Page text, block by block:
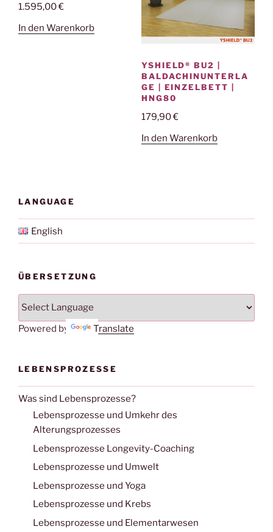
1.595,00€
In den Warenkorb
YSHIELD® BU2 |
BALDACHINUNTERLA
GE | EINZELBETT |
HNG80
179,90€
In den Warenkorb
LANGUAGE
English
ÜBERSETZUNG
Powered by Translate
LEBENSPROZESSE
Was sind Lebensprozesse?
Lebensprozesse und Umkehr des
Alterungsprozesses
Lebensprozesse Longevity-Coaching
Lebensprozesse und Umwelt
Lebensprozesse und Yoga
Lebensprozesse und Krebs
Lebensprozesse und Elementarwesen